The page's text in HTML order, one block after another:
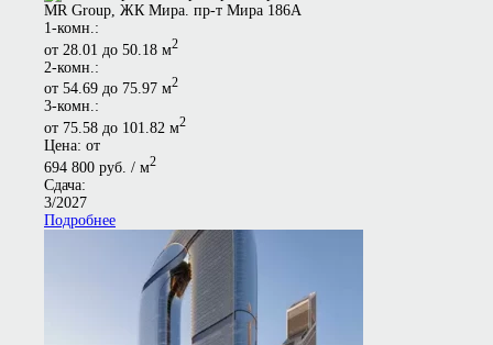
MR Group, ЖК Мира. пр-т Мира 186А
1-комн.:
от 28.01 до 50.18 м2
2-комн.:
от 54.69 до 75.97 м2
3-комн.:
от 75.58 до 101.82 м2
Цена: от
694 800 руб. / м2
Сдача:
3/2027
Подробнее